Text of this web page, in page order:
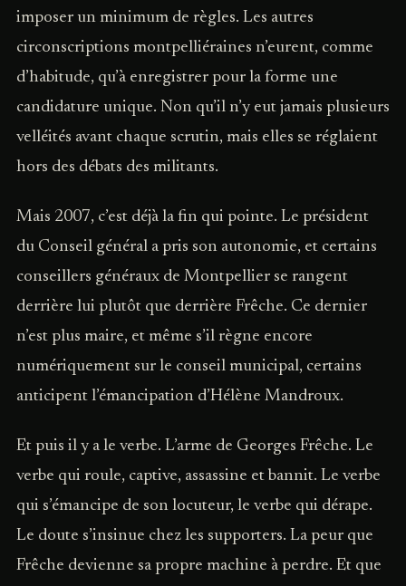
imposer un minimum de règles. Les autres
circonscriptions montpelliéraines n’eurent, comme
d’habitude, qu’à enregistrer pour la forme une
candidature unique. Non qu’il n’y eut jamais plusieurs
velléités avant chaque scrutin, mais elles se réglaient
hors des débats des militants.
Mais 2007, c’est déjà la fin qui pointe. Le président
du Conseil général a pris son autonomie, et certains
conseillers généraux de Montpellier se rangent
derrière lui plutôt que derrière Frêche. Ce dernier
n’est plus maire, et même s’il règne encore
numériquement sur le conseil municipal, certains
anticipent l’émancipation d’Hélène Mandroux.
Et puis il y a le verbe. L’arme de Georges Frêche. Le
verbe qui roule, captive, assassine et bannit. Le verbe
qui s’émancipe de son locuteur, le verbe qui dérape.
Le doute s’insinue chez les supporters. La peur que
Frêche devienne sa propre machine à perdre. Et que